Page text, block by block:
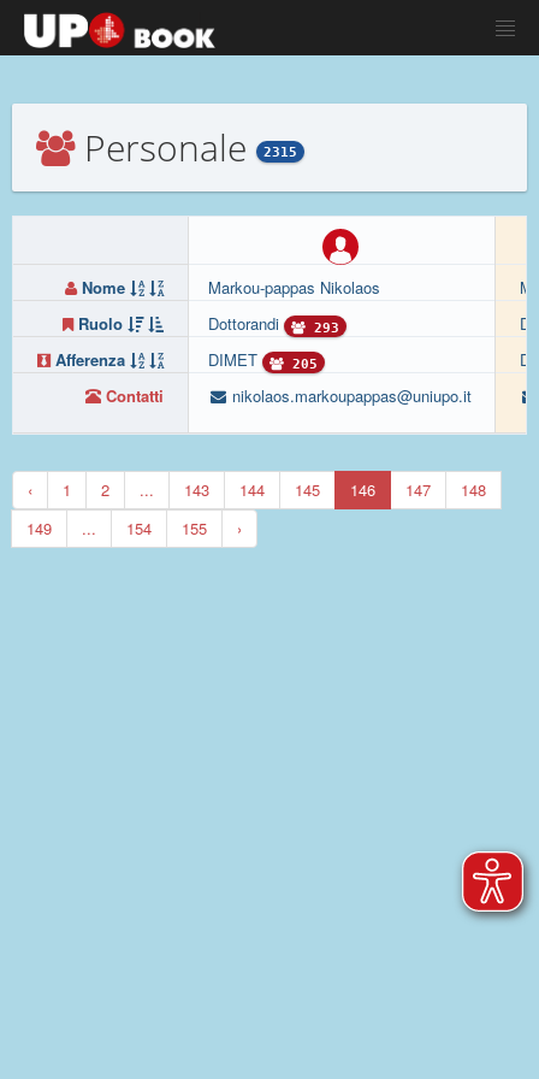
Personale 2315
Nome
Ruolo
Afferenza
Contatti
Markou-pappas Nikolaos
Dottorandi
293
DIMET 205
nikolaos.markoupappas@uniupo.it
‹ 1 2 ... 143 144 145 146 147
148
149
... 154 155 ›